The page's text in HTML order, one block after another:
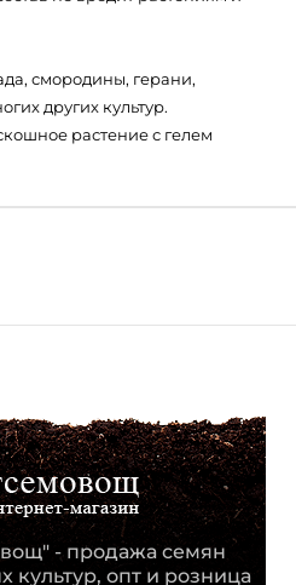
смородины, герани,
других культур.
растение с гелем
- продажа семян
культур, опт и розница